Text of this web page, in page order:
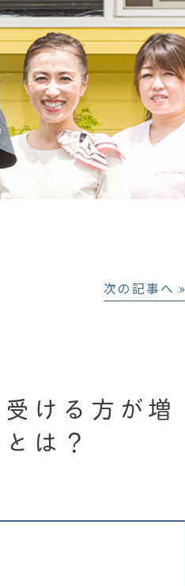
次の記事へ »
ける方が増
は？